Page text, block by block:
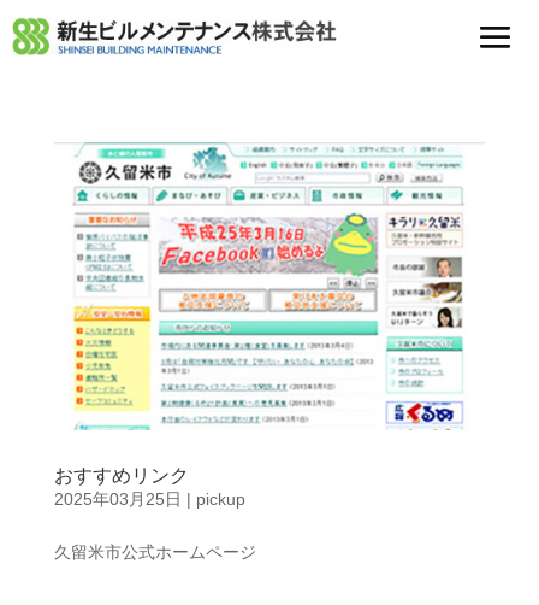
おすすめリンク
2025年03月25日 | pickup
久留米市公式ホームページ